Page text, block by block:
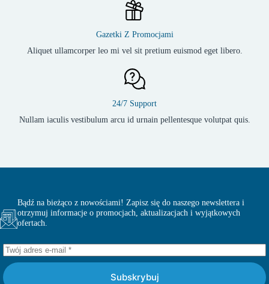
Gazetki Z Promocjami
Aliquet ullamcorper leo mi vel sit pretium euismod eget libero.
24/7 Support
Nullam iaculis vestibulum arcu id urnain pellentesque volutpat quis.
Bądź na bieżąco z nowościami! Zapisz się do naszego newslettera i
otrzymuj informacje o promocjach, aktualizacjach i wyjątkowych
ofertach.
Subskrybuj